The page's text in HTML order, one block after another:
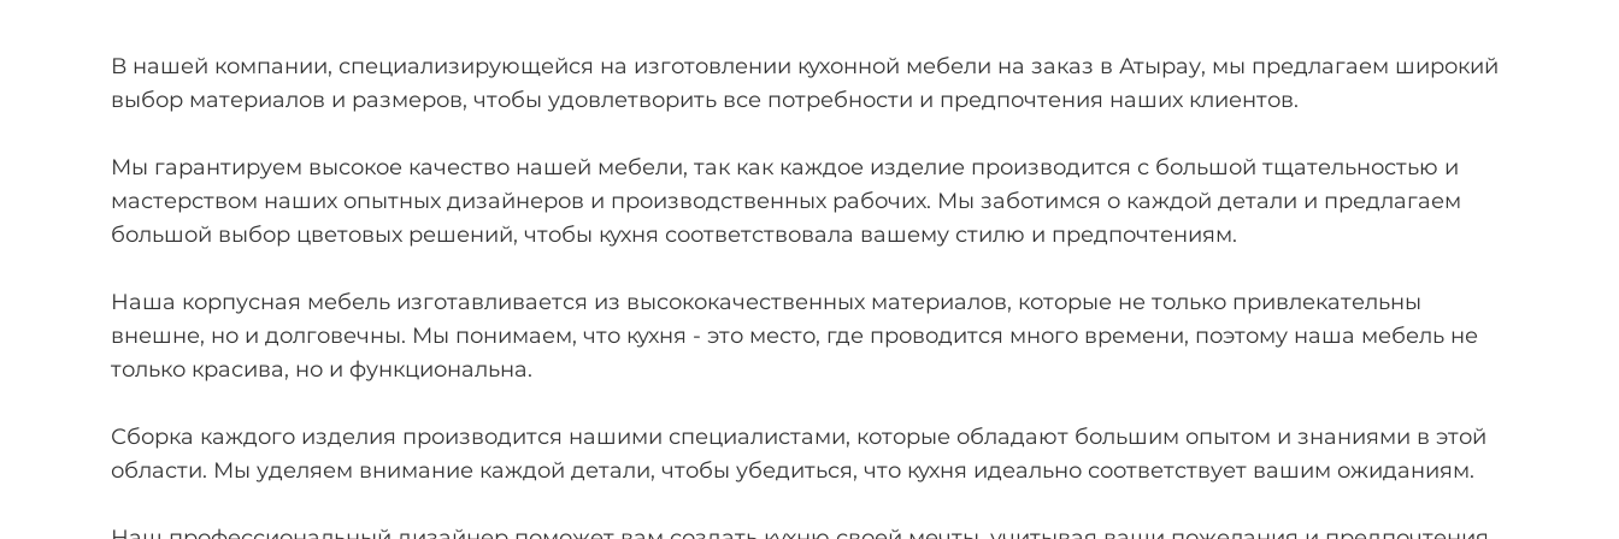
В нашей компании, специализирующейся на изготовлении кухонной мебели на заказ в Атырау, мы предлагаем широкий
выбор материалов и размеров, чтобы удовлетворить все потребности и предпочтения наших клиентов.
Мы гарантируем высокое качество нашей мебели, так как каждое изделие производится с большой тщательностью и
мастерством наших опытных дизайнеров и производственных рабочих. Мы заботимся о каждой детали и предлагаем
большой выбор цветовых решений, чтобы кухня соответствовала вашему стилю и предпочтениям.
Наша корпусная мебель изготавливается из высококачественных материалов, которые не только привлекательны
внешне, но и долговечны. Мы понимаем, что кухня - это место, где проводится много времени, поэтому наша мебель не
только красива, но и функциональна.
Сборка каждого изделия производится нашими специалистами, которые обладают большим опытом и знаниями в этой
области. Мы уделяем внимание каждой детали, чтобы убедиться, что кухня идеально соответствует вашим ожиданиям.